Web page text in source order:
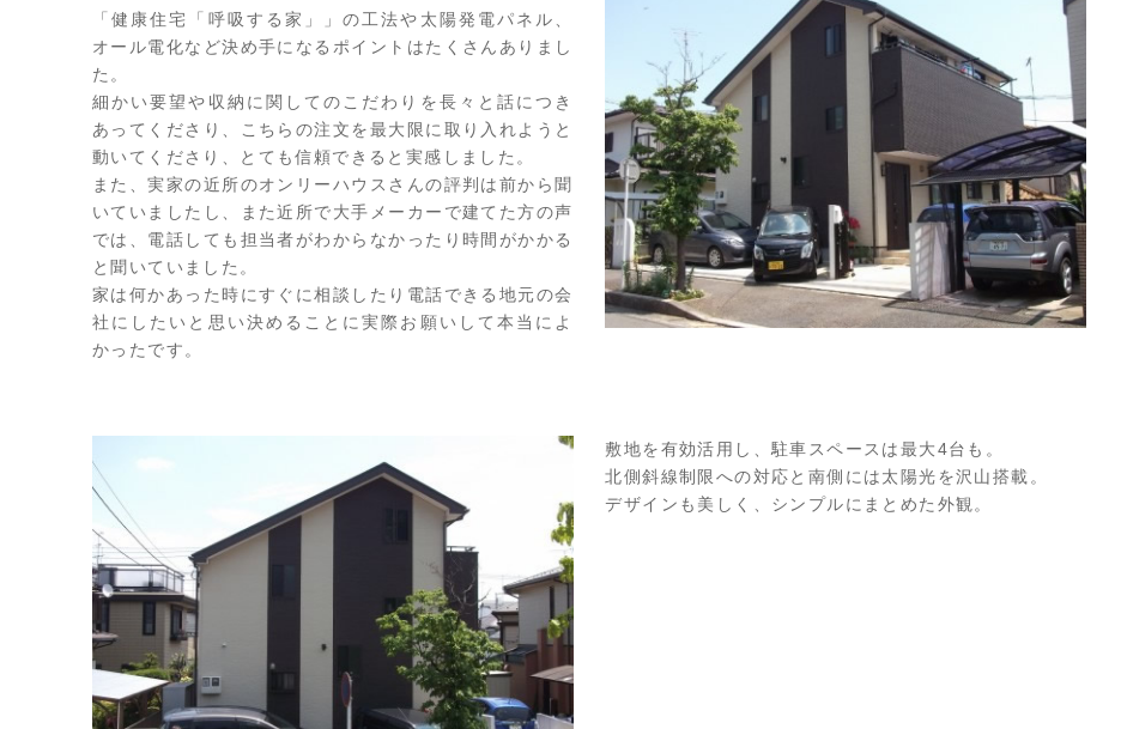
「健康住宅「呼吸する家」」の工法や太陽発電パネル、
オール電化など決め手になるポイントはたくさんありまし
た。
細かい要望や収納に関してのこだわりを長々と話につき
あってくださり、こちらの注文を最大限に取り入れようと
動いてくださり、とても信頼できると実感しました。
また、実家の近所のオンリーハウスさんの評判は前から聞
いていましたし、また近所で大手メーカーで建てた方の声
では、電話しても担当者がわからなかったり時間がかかる
と聞いていました。
家は何かあった時にすぐに相談したり電話できる地元の会
社にしたいと思い決めることに実際お願いして本当によ
かったです。
敷地を有効活用し、駐車スペースは最大4台も。
北側斜線制限への対応と南側には太陽光を沢山搭載。
デザインも美しく、シンプルにまとめた外観。